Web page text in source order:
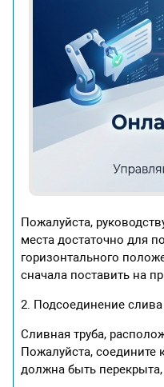
Пожалуйста,
места достаточно для
горизонтального
сначала поставить на
2. Подсоединение слива
Сливная труба,
Пожалуйста, соедините
должна быть